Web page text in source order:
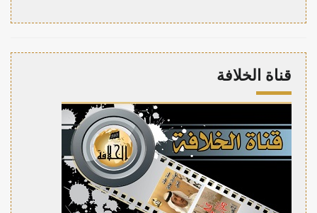
قناة الخلافة